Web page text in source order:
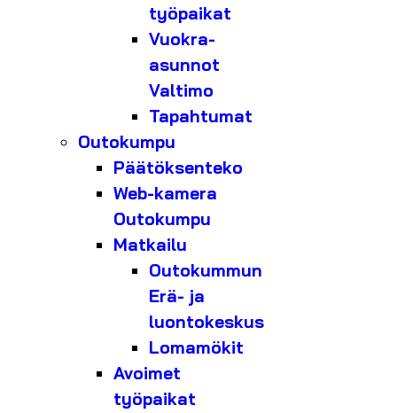
työpaikat
Vuokra-
asunnot
Valtimo
Tapahtumat
Outokumpu
Päätöksenteko
Web-kamera
Outokumpu
Matkailu
Outokummun
Erä- ja
luontokeskus
Lomamökit
Avoimet
työpaikat